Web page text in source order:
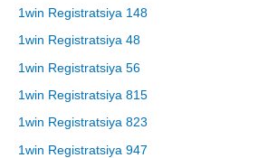
1win Registratsiya 148
1win Registratsiya 48
1win Registratsiya 56
1win Registratsiya 815
1win Registratsiya 823
1win Registratsiya 947